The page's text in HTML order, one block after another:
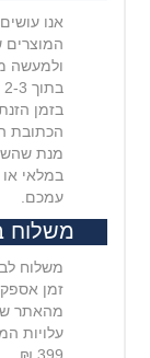
אנו
המוצרים
בתוך 2-3 ימי עסקים.
בזמן
הכתובת
מנת
במלאי או
עמכם.
משלוח
משלוח
מהאתר